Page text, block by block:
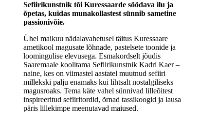
Sefiirikunstnik tõi Kuressaarde söödava ilu ja
õpetas, kuidas munakollastest sünnib sametine
passionivõie.
Ühel maikuu nädalavahetusel täitus Kuressaare
ametikool magusate lõhnade, pastelsete toonide ja
loomingulise elevusega. Esmakordselt jõudis
Saaremaale koolitama Sefiirikunstnik Kadri Kaer –
naine, kes on viimastel aastatel muutnud sefiiri
millekski palju enamaks kui lihtsalt nostalgiliseks
magusroaks. Tema käte vahel sünnivad lilleõitest
inspireeritud sefiiritordid, õrnad tassikoogid ja lausa
päris lillekimpe meenutavad maiused.